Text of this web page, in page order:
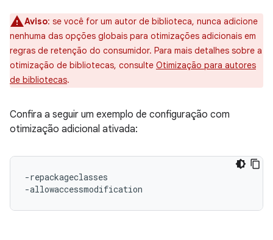
Aviso: se você for um autor de biblioteca, nunca adicione
nenhuma das opções globais para otimizações adicionais em
regras de retenção do consumidor. Para mais detalhes sobre a
otimização de bibliotecas, consulte Otimização para autores
de bibliotecas.
Confira a seguir um exemplo de configuração com
otimização adicional ativada:
-repackageclasses